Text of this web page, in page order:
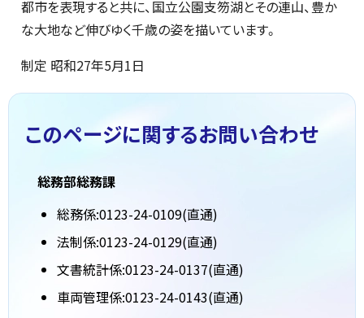
都市を表現すると共に、国立公園支笏湖とその連山、豊か
な大地など伸びゆく千歳の姿を描いています。
制定 昭和27年5月1日
このページに関するお問い合わせ
総務部総務課
総務係:0123-24-0109(直通)
法制係:0123-24-0129(直通)
文書統計係:0123-24-0137(直通)
車両管理係:0123-24-0143(直通)